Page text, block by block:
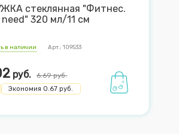
стеклянная "Фитнес.
need" 320 мл/11 см
в наличии Арт.: 109533
руб. 6.69руб.
Экономия 0.67 руб.